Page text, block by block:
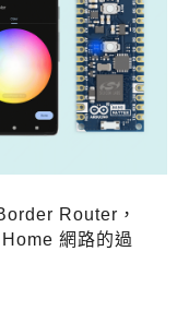
Router，
網路的過